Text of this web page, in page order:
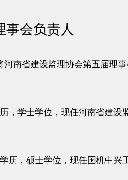
事会负责人
南省建设监理协会第五届理事
，学士学位，现任河南省建设
历，硕士学位，现任国机中兴